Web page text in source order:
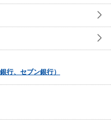
行、セブン銀行）